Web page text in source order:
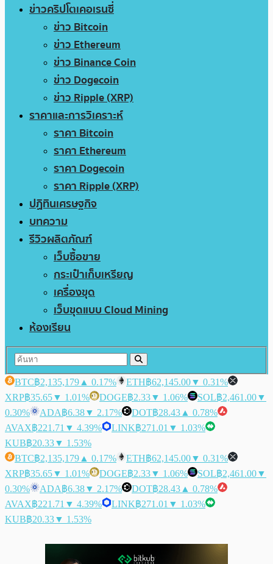
ข่าวคริปโตเคอเรนซี่
ข่าว Bitcoin
ข่าว Ethereum
ข่าว Binance Coin
ข่าว Dogecoin
ข่าว Ripple (XRP)
ราคาและการวิเคราะห์
ราคา Bitcoin
ราคา Ethereum
ราคา Dogecoin
ราคา Ripple (XRP)
ปฏิทินเศรษฐกิจ
บทความ
รีวิวผลิตภัณฑ์
เว็บซื้อขาย
กระเป๋าเก็บเหรียญ
เครื่องขุด
เว็บขุดแบบ Cloud Mining
ห้องเรียน
BTC฿2,135,179 ▲ 0.17% ETH฿62,145.00▼ 0.31%
XRP฿35.65▼ 1.01% DOGE฿2.33▼ 1.06% SOL฿2,461.00▼
0.30%
ADA฿6.38▼ 2.17% DOT฿28.43 ▲ 0.78%
AVAX฿221.71 ▼ 4.39% LINK฿271.01 ▼ 1.03%
KUB฿20.33▼ 1.53%
BTC฿2,135,179 ▲ 0.17% ETH฿62,145.00▼ 0.31%
XRP฿35.65▼ 1.01% DOGE฿2.33▼ 1.06% SOL฿2,461.00▼
0.30%
ADA฿6.38▼ 2.17% DOT฿28.43 ▲ 0.78%
AVAX฿221.71 ▼ 4.39% LINK฿271.01 ▼ 1.03%
KUB฿20.33▼ 1.53%